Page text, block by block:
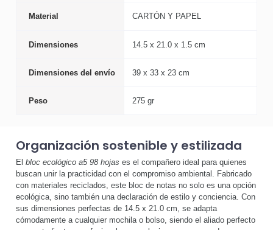
Material CARTÓN Y PAPEL
Dimensiones 14.5 x 21.0 x 1.5 cm
Dimensiones del envío 39 x 33 x 23 cm
Peso 275 gr
Organización sostenible y estilizada
El bloc ecológico a5 98 hojas es el compañero ideal para quienes
buscan unir la practicidad con el compromiso ambiental. Fabricado
con materiales reciclados, este bloc de notas no solo es una opción
ecológica, sino también una declaración de estilo y conciencia. Con
sus dimensiones perfectas de 14.5 x 21.0 cm, se adapta
cómodamente a cualquier mochila o bolso, siendo el aliado perfecto